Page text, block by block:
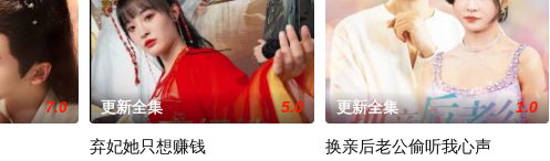
7.0 更新全集 5.0
弃妃她只想赚钱
更新全集 1.0
换亲后老公偷听我心声